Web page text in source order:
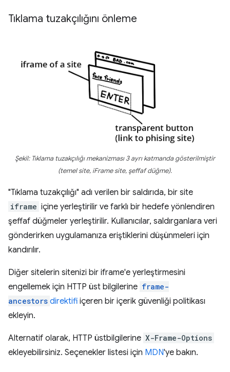
Tıklama tuzakçılığını önleme
Şekil: Tıklama tuzakçılığı mekanizması 3 ayrı katmanda gösterilmiştir
(temel site, iFrame site, şeffaf düğme).
"Tıklama tuzakçılığı" adı verilen bir saldırıda, bir site
iframe içine yerleştirilir ve farklı bir hedefe yönlendiren
şeffaf düğmeler yerleştirilir. Kullanıcılar, saldırganlara veri
gönderirken uygulamanıza eriştiklerini düşünmeleri için
kandırılır.
Diğer sitelerin sitenizi bir iframe'e yerleştirmesini
engellemek için HTTP üst bilgilerine frame-
ancestors direktifi içeren bir içerik güvenliği politikası
ekleyin.
Alternatif olarak, HTTP üstbilgilerine X-Frame-Options
ekleyebilirsiniz. Seçenekler listesi için MDN'ye bakın.